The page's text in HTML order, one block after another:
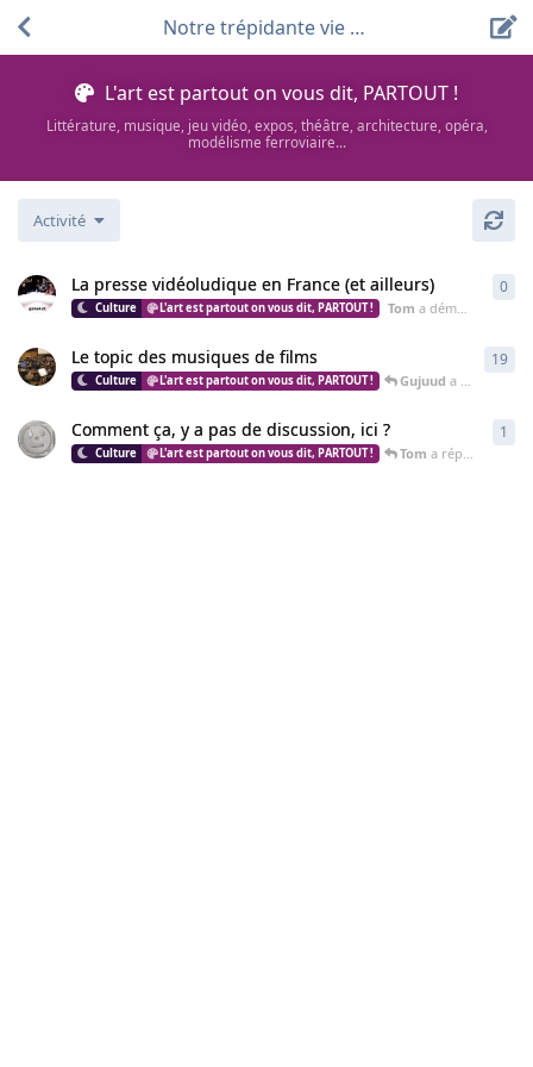
L'art est partout on vous dit, PARTOUT !
Littérature, musique, jeu vidéo, expos, théâtre, architecture, opéra,
modélisme ferroviaire...
Notre trépidante vie culturelle
Activité
La presse vidéoludique en France (et ailleurs)
L'art est partout on vous dit, PARTOUT ! Tom a démarré cette discussion
0
Le topic des musiques de films
L'art est partout on vous dit, PARTOUT ! Gujuud a répondu à cette discussion
19
Comment ça, y a pas de discussion, ici ?
L'art est partout on vous dit, PARTOUT ! Tom a répondu à cette discussion
1